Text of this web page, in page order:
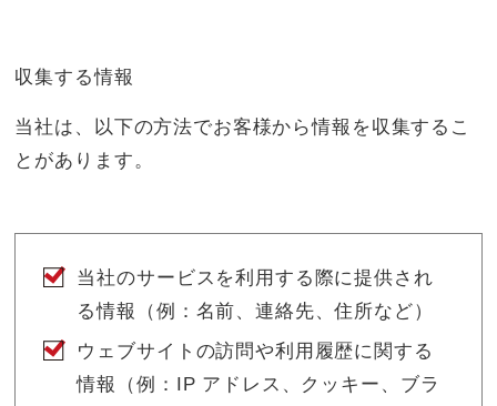
収集する情報
当社は、以下の方法でお客様から情報を収集するこ
とがあります。
当社のサービスを利用する際に提供され
る情報（例：名前、連絡先、住所など）
ウェブサイトの訪問や利用履歴に関する
情報（例：IP アドレス、クッキー、ブラ